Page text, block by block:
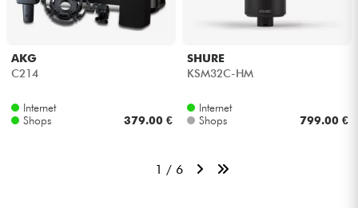
AKG
C214
Internet
Shops
379.00 €
SHURE
KSM32C-HM
Internet
Shops
799.00 €
1 / 6